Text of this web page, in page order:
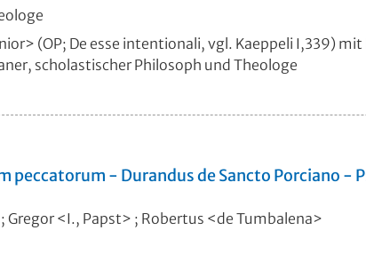
(OP; De esse intentionali, vgl. Kaeppeli I,339)
scholastischer Philosoph und Theologe
peccatorum - Durandus de Sancto Porciano -
; Gregor <I., Papst> ; Robertus <de Tumbalena>